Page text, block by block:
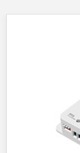
и Санкт-